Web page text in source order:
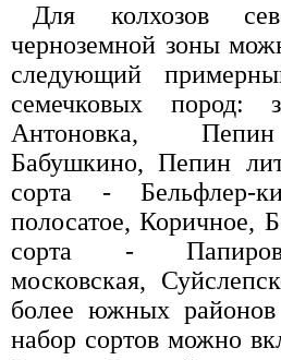
Для колхозов
черноземной зоны
следующий
семечковых пород:
Антоновка,
Бабушкино, Пепин
сорта - Бельфлер-
полосатое, Коричное,
сорта -
московская,
более южных
набор сортов можно